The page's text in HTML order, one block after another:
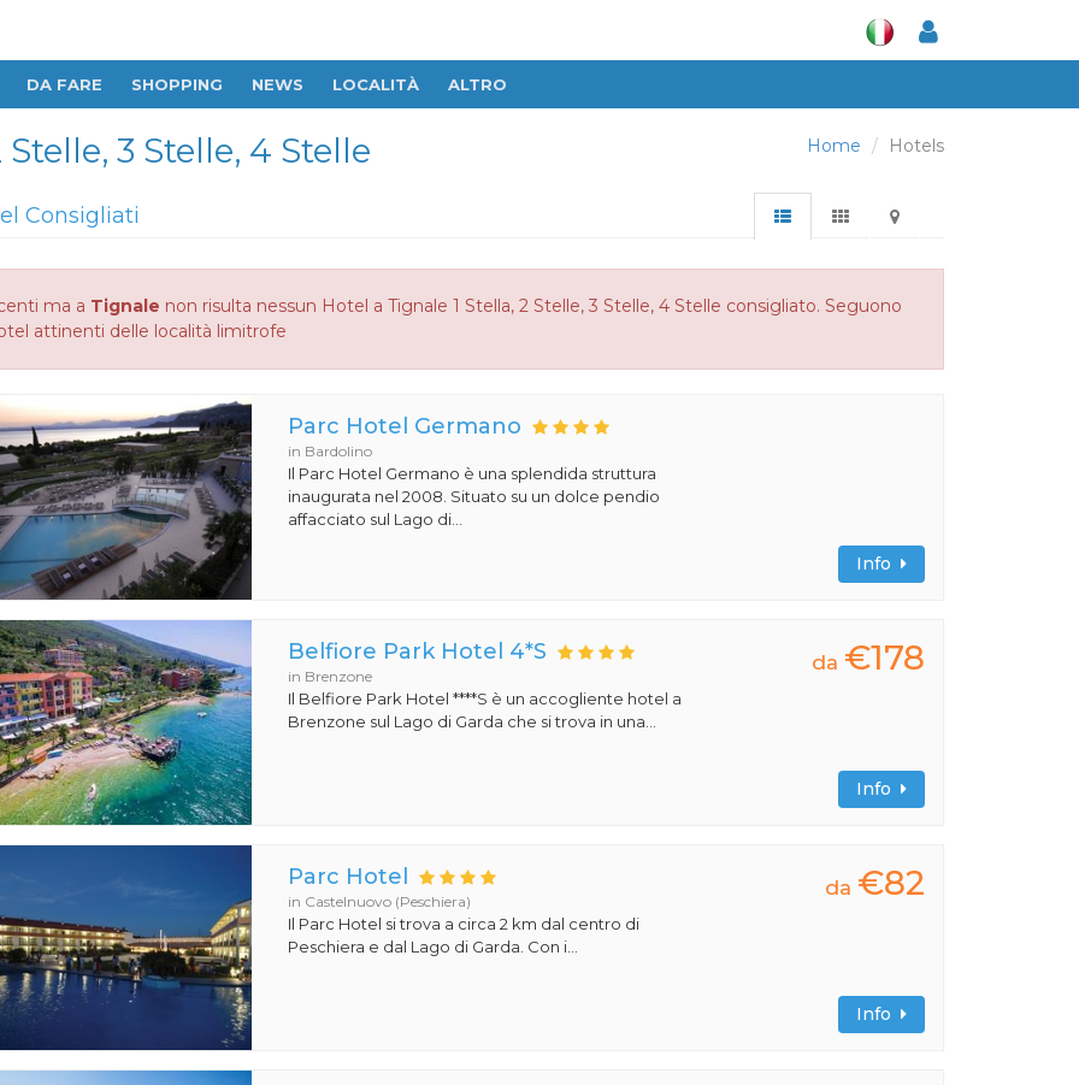
DA FARE SHOPPING NEWS LOCALITÀ ALTRO
Home Hotels
3 Stelle, 4 Stelle
Consigliati
ma a Tignale non risulta nessun Hotel a Tignale 1 Stella, 2 Stelle, 3 Stelle, 4 Stelle consigliato. Seguono
attinenti delle località limitrofe
Parc Hotel Germano
in Bardolino
Il Parc Hotel Germano è una splendida struttura
inaugurata nel 2008. Situato su un dolce pendio
affacciato sul Lago di...
Info
Belfiore Park Hotel 4*S
in Brenzone
Il Belfiore Park Hotel ****S è un accogliente hotel a
Brenzone sul Lago di Garda che si trova in una...
da €178
Info
Parc Hotel
in Castelnuovo (Peschiera)
Il Parc Hotel si trova a circa 2 km dal centro di
Peschiera e dal Lago di Garda. Con i...
da €82
Info